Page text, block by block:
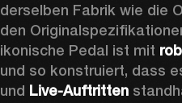
derselben Fabrik wie die
den
ikonische Pedal ist mit
und so konstruiert, dass
und Live-Auftritten